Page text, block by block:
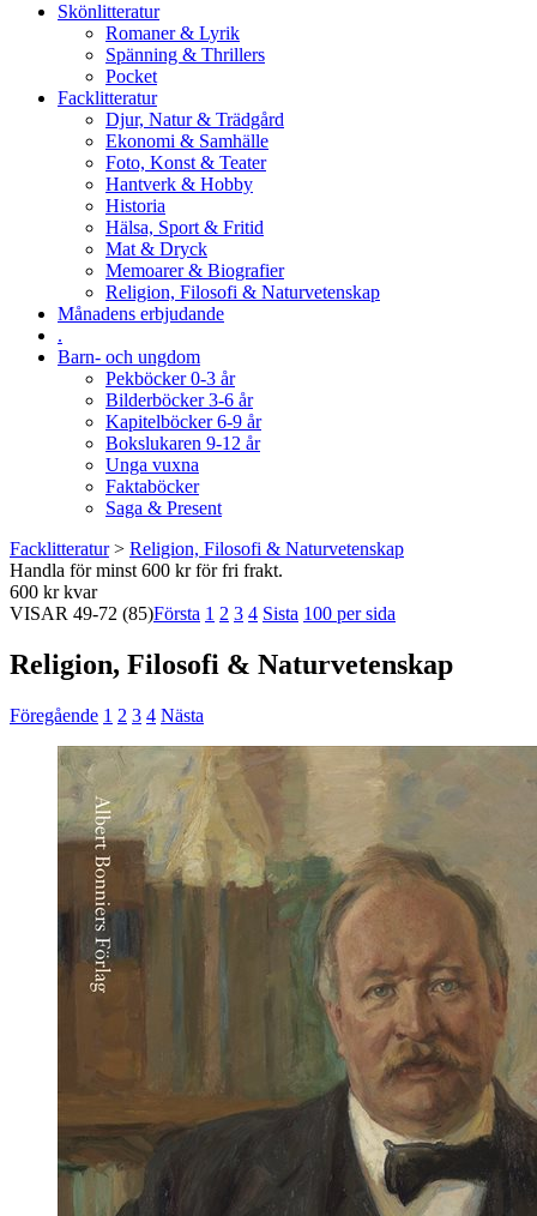
Skönlitteratur
Romaner & Lyrik
Spänning & Thrillers
Pocket
Facklitteratur
Djur, Natur & Trädgård
Ekonomi & Samhälle
Foto, Konst & Teater
Hantverk & Hobby
Historia
Hälsa, Sport & Fritid
Mat & Dryck
Memoarer & Biografier
Religion, Filosofi & Naturvetenskap
Månadens erbjudande
.
Barn- och ungdom
Pekböcker 0-3 år
Bilderböcker 3-6 år
Kapitelböcker 6-9 år
Bokslukaren 9-12 år
Unga vuxna
Faktaböcker
Saga & Present
Facklitteratur> Religion, Filosofi & Naturvetenskap
Handla för minst 600 kr för fri frakt.
600 kr kvar
VISAR 49-72 (85)Första 1 2 3 4 Sista 100 per sida
Religion, Filosofi & Naturvetenskap
Föregående 1 2 3 4 Nästa